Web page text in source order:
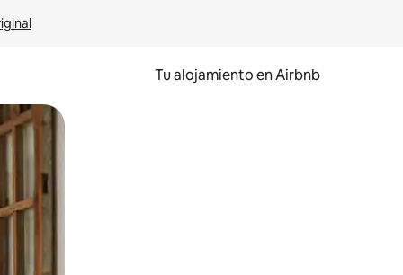
Tu alojamiento en Airbnb